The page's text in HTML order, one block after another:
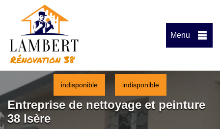
Menu
indisponible indisponible
Entreprise de nettoyage et peinture
38 Isère